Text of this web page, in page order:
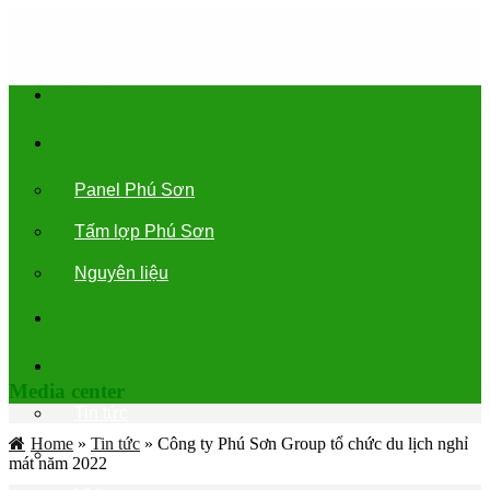
Panel Phú Sơn
Tấm lợp Phú Sơn
Nguyên liệu
Tài liệu
Media center
Home » Tin tức » Công ty Phú Sơn Group tổ chức du lịch nghỉ
mát năm 2022